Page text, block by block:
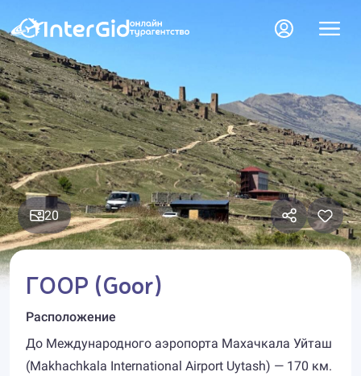
20
ГООР (Goor)
Расположение
До Международного аэропорта Махачкала Уйташ
(Makhachkala International Airport Uytash) — 170 км.